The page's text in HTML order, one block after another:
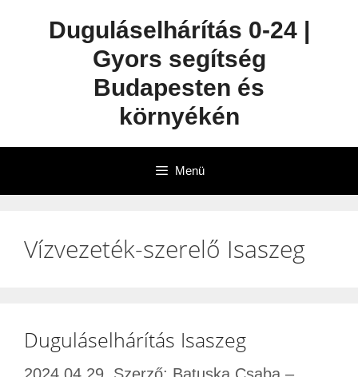
Duguláselhárítás 0-24 |
Gyors segítség
Budapesten és
környékén
Menü
Vízvezeték-szerelő Isaszeg
Duguláselhárítás Isaszeg